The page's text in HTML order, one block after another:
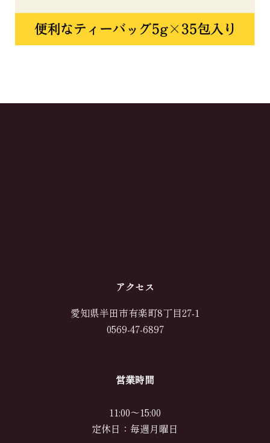
アクセス
愛知県半田市有楽町8丁目27-1
0569-47-6897
営業時間
11:00～15:00
定休日：毎週月曜日